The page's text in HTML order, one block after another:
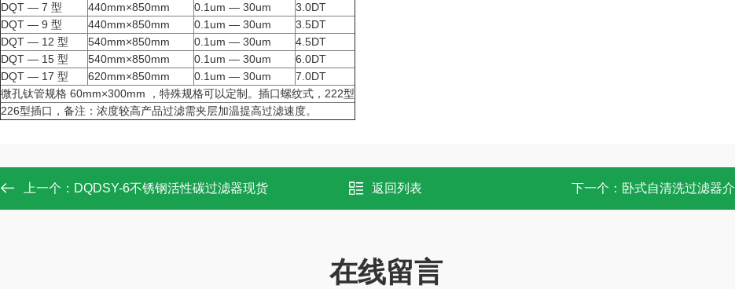
DQT — 7 型
440mm×850mm 0.1um — 30um
3.0DT
DQT — 9 型
440mm×850mm 0.1um — 30um
3.5DT
DQT — 12 型
540mm×850mm 0.1um — 30um
4.5DT
DQT — 15 型
540mm×850mm 0.1um — 30um
6.0DT
DQT — 17 型
620mm×850mm 0.1um — 30um
7.0DT
微孔钛管规格 60mm×300mm ，特殊规格可以定制。插口螺纹式，222型
226型插口，备注：浓度较高产品过滤需夹层加温提高过滤速度。
上一个： DQDSY-6不锈钢活性碳过滤器现货 返回列表 下一个： 卧式自清洗过滤器
在线留言